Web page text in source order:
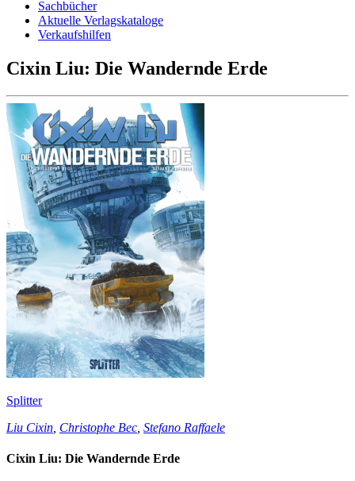
Sachbücher
Aktuelle Verlagskataloge
Verkaufshilfen
Cixin Liu: Die Wandernde Erde
Splitter
Liu Cixin Christophe Bec Stefano Raffaele
Cixin Liu: Die Wandernde Erde